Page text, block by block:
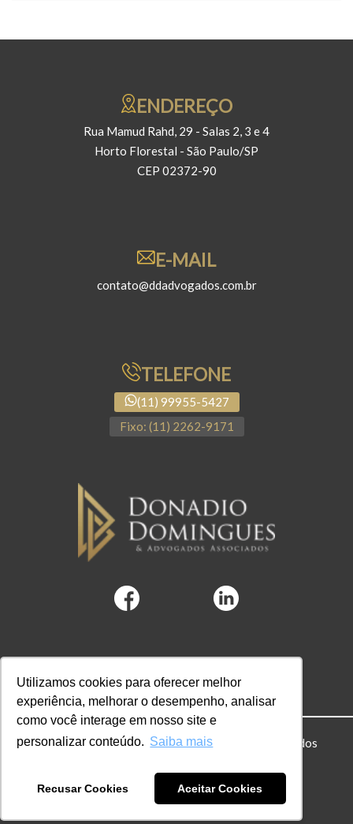
Utilizamos cookies para oferecer melhor
experiência, melhorar o desempenho, analisar
como você interage em nosso site e
personalizar conteúdo. Saiba mais
Recusar Cookies Aceitar Cookies
ENDEREÇO
Rua Mamud Rahd, 29 - Salas 2, 3 e 4
Horto Florestal - São Paulo/SP
CEP 02372-90
E-MAIL
contato@ddadvogados.com.br
TELEFONE
(11) 99955-5427
Fixo: (11) 2262-9171
© 2022 DD Advogados. Todos os direitos reservados
Política de privacidade